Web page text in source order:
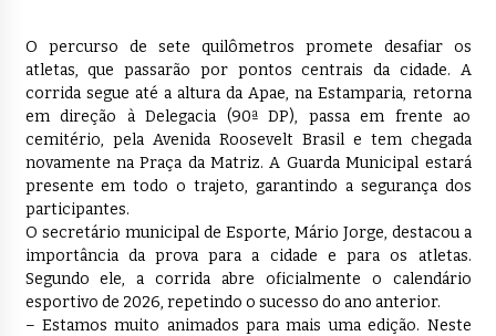
O percurso de sete quilômetros promete desafiar os
atletas, que passarão por pontos centrais da cidade. A
corrida segue até a altura da Apae, na Estamparia, retorna
em direção à Delegacia (90ª DP), passa em frente ao
cemitério, pela Avenida Roosevelt Brasil e tem chegada
novamente na Praça da Matriz. A Guarda Municipal estará
presente em todo o trajeto, garantindo a segurança dos
participantes.
O secretário municipal de Esporte, Mário Jorge, destacou a
importância da prova para a cidade e para os atletas.
Segundo ele, a corrida abre oficialmente o calendário
esportivo de 2026, repetindo o sucesso do ano anterior.
– Estamos muito animados para mais uma edição. Neste